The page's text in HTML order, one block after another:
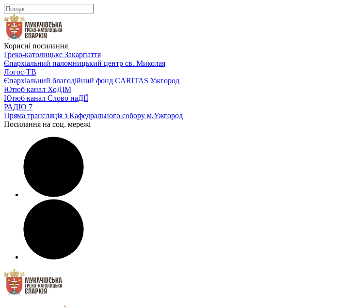
Корисні посилання
Греко-католицьке Закарпаття
Єпархіальний паломницький центр св. Миколая
Логос-ТВ
Єпархіальний благодійний фонд CARITAS Ужгород
Ютюб канал ХоДІМ
Ютюб канал Слово наДІЇ
РАДІО 7
Пряма трансляція з Кафедрального собору м.Ужгород
Посилання на соц. мережі